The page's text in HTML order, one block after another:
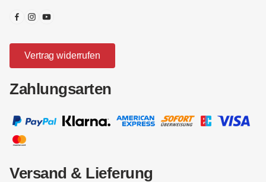
Vertrag widerrufen
Zahlungsarten
Versand & Lieferung